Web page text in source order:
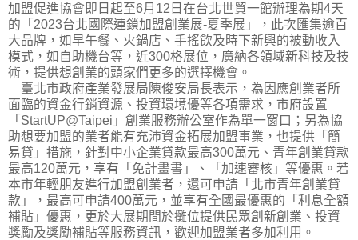
加盟促進協會即日起至6月12日在台北世貿一館辦理為期4天
的「2023台北國際連鎖加盟創業展-夏季展」，此次匯集逾百
大品牌，如早午餐、火鍋店、手搖飲及時下新興的被動收入
模式，如自助機台等，近300格展位，廣納各領域新科技及技
術，提供想創業的頭家們更多的選擇機會。
臺北市政府產業發展局陳俊安局長表示，為因應創業者所
面臨的資金行銷資源、投資環境優等各項需求，市府設置
「StartUP@Taipei」創業服務辦公室作為單一窗口；另為協
助想要加盟的業者能有充沛資金拓展加盟事業，也提供「簡
易貸」措施，針對中小企業貸款最高300萬元、青年創業貸款
最高120萬元，享有「免計畫書」、「加速審核」等優惠。若
本市年輕朋友進行加盟創業者，還可申請「北市青年創業貸
款」，最高可申請400萬元，並享有全國最優惠的「利息全額
補貼」優惠，更於大展期間於攤位提供民眾創新創業、投資
獎勵及獎勵補貼等服務資訊，歡迎加盟業者多加利用。